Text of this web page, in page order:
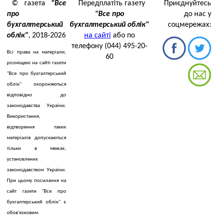
© газета "Все
про
бухгалтерський
облік", 2018-2026
Всі права на матеріали,
розміщені на сайті газети
"Все про бухгалтерський
облік" охороняються
відповідно до
законодавства України.
Використання,
відтворення таких
матеріалів допускаються
тільки в межах,
установлених
законодавством України.
При цьому посилання на
сайт газети "Все про
бухгалтерський облік" є
обов'язковим.
Передплатіть газету
"Все про
бухгалтерський облік"
на сайті або по
телефону (044) 495-20-
60
Приєднуйтесь
до нас у
соцмережах: